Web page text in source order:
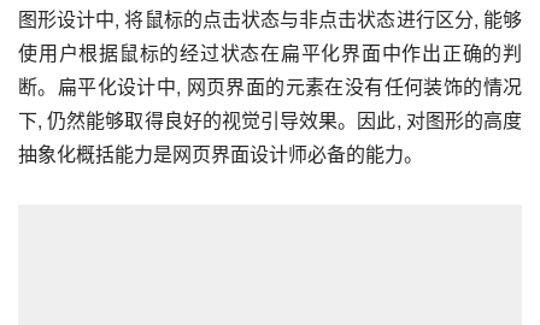
图形设计中, 将鼠标的点击状态与非点击状态进行区分, 能够
使用户根据鼠标的经过状态在扁平化界面中作出正确的判
断。扁平化设计中, 网页界面的元素在没有任何装饰的情况
下, 仍然能够取得良好的视觉引导效果。因此, 对图形的高度
抽象化概括能力是网页界面设计师必备的能力。